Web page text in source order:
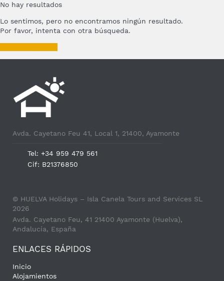
No hay resultados
Lo sentimos, pero no encontramos ningún resultado.
Por favor, intenta con otra búsqueda.
Avda. Cayetano Feu 41, Local 1, 21400, Ayamonte
Tel: +34 959 479 561
Cif: B21376850
© HUELVA Holidays – Isla Canela Tours and Services SL
2026
Avda. Cayetano Feu, 41 21400 Ayamonte (Huelva),
Andalucía, España
ENLACES RÁPIDOS
Inicio
Alojamientos